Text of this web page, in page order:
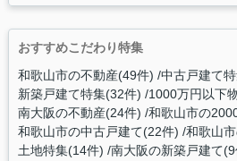
おすすめこだわり特集
和歌山市の不動産(49件) 中古戸建て
新築戸建て特集(32件) 1000万円以下
南大阪の不動産(24件) 和歌山市の
和歌山市の中古戸建て(22件) 和歌山
土地特集(14件) 南大阪の新築戸建て